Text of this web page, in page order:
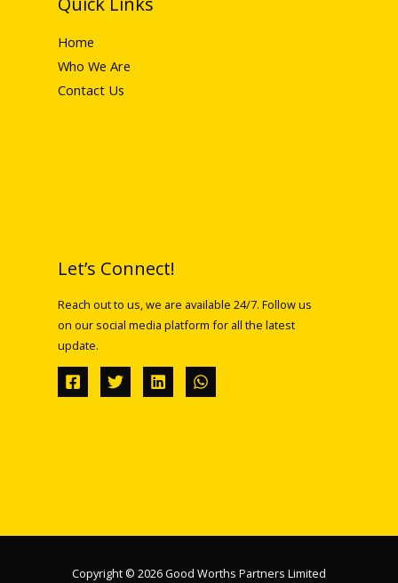
Home
Who We Are
Contact Us
Let’s Connect!
Reach out to us, we are available 24/7. Follow us
on our social media platform for all the latest
update.
Copyright © 2026 Good Worths Partners Limited